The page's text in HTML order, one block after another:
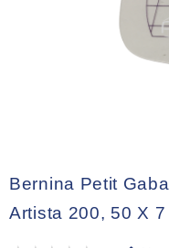
Bernina Petit
Artista 200, 50 X